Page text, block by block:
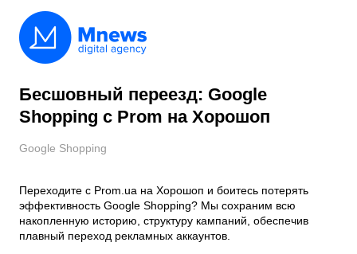
Бесшовный переезд: Google
Shopping с Prom на Хорошоп
Google Shopping
Переходите с Prom.ua на Хорошоп и боитесь потерять
эффективность Google Shopping? Мы сохраним всю
накопленную историю, структуру кампаний, обеспечив
плавный переход рекламных аккаунтов.